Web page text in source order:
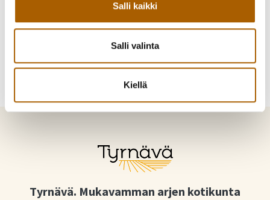
Salli kaikki
Salli valinta
Kiellä
Tyrnävä. Mukavamman arjen kotikunta